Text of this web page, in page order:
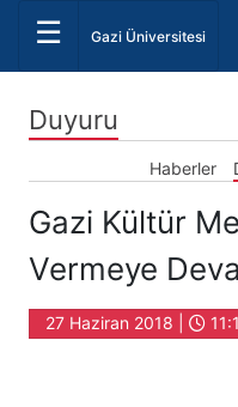
☰ Gazi Üniversitesi
Duyuru
Haberler
Gazi Kültür
Vermeye
27 Haziran 2018 |